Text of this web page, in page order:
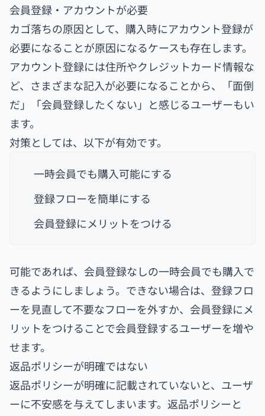
会員登録・アカウントが必要
カゴ落ちの原因として、購入時にアカウント登録が
必要になることが原因になるケースも存在します。
アカウント登録には住所やクレジットカード情報な
ど、さまざまな記入が必要になることから、「面倒
だ」「会員登録したくない」と感じるユーザーもい
ます。
対策としては、以下が有効です。
一時会員でも購入可能にする
登録フローを簡単にする
会員登録にメリットをつける
可能であれば、会員登録なしの一時会員でも購入で
きるようにしましょう。できない場合は、登録フロ
ーを見直して不要なフローを外すか、会員登録にメ
リットをつけることで会員登録するユーザーを増や
せます。
返品ポリシーが明確ではない
返品ポリシーが明確に記載されていないと、ユーザ
ーに不安感を与えてしまいます。返品ポリシーと